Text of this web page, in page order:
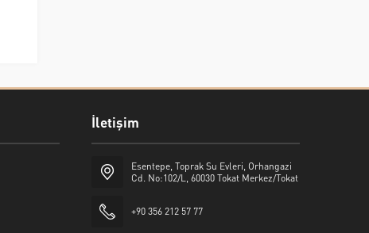
İletişim
Esentepe, Toprak Su Evleri, Orhangazi
Cd. No:102/L, 60030 Tokat Merkez/Tokat
+90 356 212 57 77